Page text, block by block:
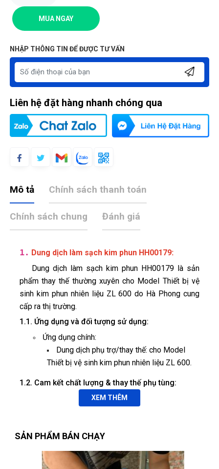
MUA NGAY
NHẬP THÔNG TIN ĐỂ ĐƯỢC TƯ VẤN
Liên hệ đặt hàng nhanh chóng qua
Mô tả Chính sách thanh toán
Chính sách chung Đánh giá
1. Dung dịch làm sạch kim phun HH00179:
Dung dịch làm sạch kim phun HH00179 là sản
phẩm thay thế thường xuyên cho Model Thiết bị vệ
sinh kim phun nhiên liệu ZL 600 do Hà Phong cung
cấp ra thị trường.
1.1. Ứng dụng và đối tượng sử dụng:
Ứng dụng chính:
Dung dịch phụ trợ/thay thế: cho Model
Thiết bị vệ sinh kim phun nhiên liệu ZL 600.
1.2. Cam kết chất lượng & thay thế phụ tùng:
Hỗ trợ kỹ thuật 24/7, cung cấp phụ tùng thay
Đào tạo miễn phí cho thợ sử dụng lần đầu,
Lắp đặt toàn quốc, dịch vụ tận nơi cho khách
XEM THÊM
SẢN PHẨM BÁN CHẠY